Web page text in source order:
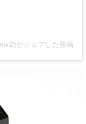
がシェアした投稿